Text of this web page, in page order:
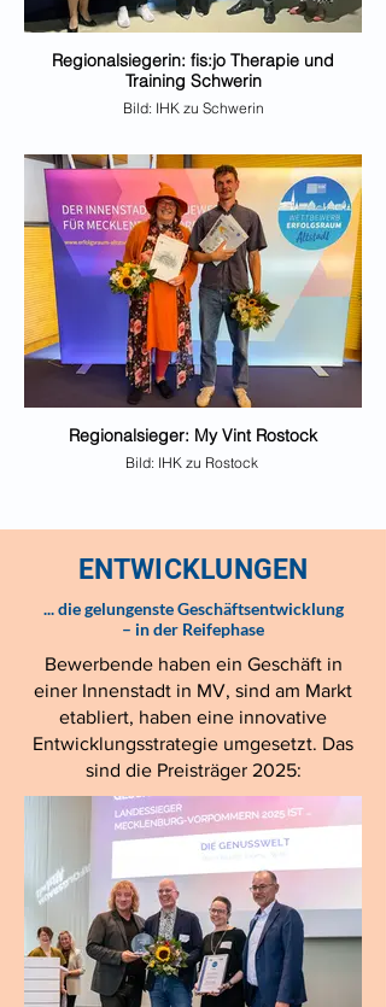
Regionalsiegerin: fis:jo Therapie und
Training Schwerin
Bild: IHK zu Schwerin
fis:jo Therapie und Training (1. Platz); Kakia
Tsatsari, Alati (Finalistin), Matthias Belke, Präsident
IHK zu Schwerin; Kristin Just, IHK zu Schwerin)
Regionalsieger: My Vint Rostock
Bild: IHK zu Rostock
ENTWICKLUNGEN
... die gelungenste Geschäftsentwicklung
– in der Reifephase
Bewerbende haben ein Geschäft in
einer Innenstadt in MV, sind am Markt
etabliert, haben eine innovative
Entwicklungsstrategie umgesetzt. Das
sind die Preisträger 2025: